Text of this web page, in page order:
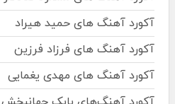
آکورد آهنگ های حمید هیراد
آکورد آهنگ های فرزاد فرزین
آکورد آهنگ های مهدی یغمایی